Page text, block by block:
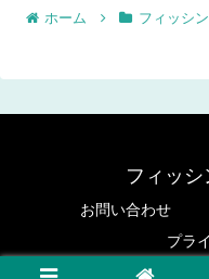
ホーム フィッシ
フィッ
お問い合わせ
プラ